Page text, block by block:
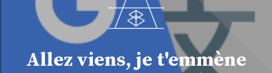
Allez viens, je t'emmène